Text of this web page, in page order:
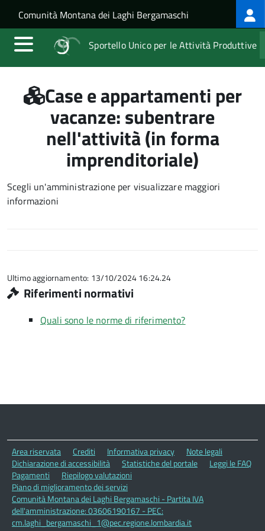
Salta al contenuto principale
Skip to site navigation
Comunità Montana dei Laghi Bergamaschi
Sportello Unico per le Attività Produttive
Case e appartamenti per
vacanze: subentrare
nell'attività (in forma
imprenditoriale)
Scegli un'amministrazione per visualizzare maggiori
informazioni
Ultimo aggiornamento: 13/10/2024 16:24.24
Riferimenti normativi
Quali sono le norme di riferimento?
Area riservata Crediti Informativa privacy
Note legali
Dichiarazione di accessibilità
Statistiche del portale
Leggi le FAQ
Pagamenti
Riepilogo valutazioni
Piano di miglioramento dei servizi
Comunità Montana dei Laghi Bergamaschi - Partita IVA
dell'amministrazione: 03606190167 - PEC:
cm.laghi_bergamaschi_1@pec.regione.lombardia.it